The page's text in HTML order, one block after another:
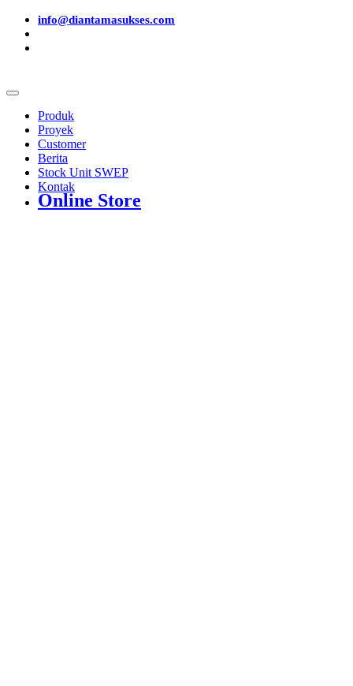
info@diantamasukses.com
Produk
Proyek
Customer
Berita
Stock Unit SWEP
Kontak
Online Store